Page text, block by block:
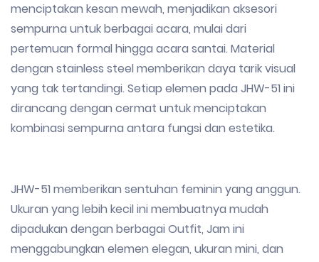
menciptakan kesan mewah, menjadikan aksesori
sempurna untuk berbagai acara, mulai dari
pertemuan formal hingga acara santai. Material
dengan stainless steel memberikan daya tarik visual
yang tak tertandingi. Setiap elemen pada JHW-51 ini
dirancang dengan cermat untuk menciptakan
kombinasi sempurna antara fungsi dan estetika.
JHW-51 memberikan sentuhan feminin yang anggun.
Ukuran yang lebih kecil ini membuatnya mudah
dipadukan dengan berbagai Outfit, Jam ini
menggabungkan elemen elegan, ukuran mini, dan